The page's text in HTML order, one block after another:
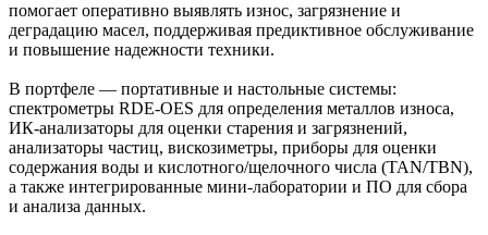
помогает оперативно выявлять износ, загрязнение и
деградацию масел, поддерживая предиктивное обслуживание
и повышение надежности техники.
В портфеле — портативные и настольные системы:
спектрометры RDE‑OES для определения металлов износа,
ИК‑анализаторы для оценки старения и загрязнений,
анализаторы частиц, вискозиметры, приборы для оценки
содержания воды и кислотного/щелочного числа (TAN/TBN),
а также интегрированные мини‑лаборатории и ПО для сбора
и анализа данных.